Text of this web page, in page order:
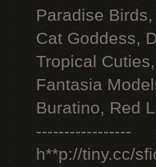
Paradise
Cat Goddess,
Tropical
Fantasia
Buratino, Red
-----------------
h**p://tiny.cc/